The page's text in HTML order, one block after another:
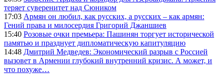
теряет суверенитет над Сюником
17:03 Армян он любил, как русских, а русских – как армян:
Гений права и милосердия Григорий Джаншиев
15:40 Розовые очки премьера: Пашинян торгует исторической
памятью и празднует дипломатическую капитуляцию
14:48 Дмитрий Медведев: Экономический разрыв с Россией
вызовет в Армении глубокий внутренний кризис. А может, и
что похуже…